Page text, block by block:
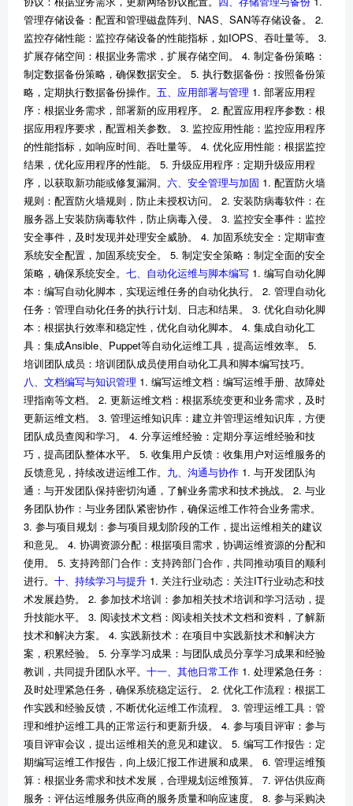
管理存储设备：配置和管理磁盘阵列、NAS、SAN等存储设备。 2.
监控存储性能：监控存储设备的性能指标，如IOPS、吞吐量等。 3.
扩展存储空间：根据业务需求，扩展存储空间。 4. 制定备份策略：
制定数据备份策略，确保数据安全。 5. 执行数据备份：按照备份策
略，定期执行数据备份操作。 五、应用部署与管理 1. 部署应用程
序：根据业务需求，部署新的应用程序。 2. 配置应用程序参数：根
据应用程序要求，配置相关参数。 3. 监控应用性能：监控应用程序
的性能指标，如响应时间、吞吐量等。 4. 优化应用性能：根据监控
结果，优化应用程序的性能。 5. 升级应用程序：定期升级应用程
序，以获取新功能或修复漏洞。 六、安全管理与加固 1. 配置防火墙
规则：配置防火墙规则，防止未授权访问。 2. 安装防病毒软件：在
服务器上安装防病毒软件，防止病毒入侵。 3. 监控安全事件：监控
安全事件，及时发现并处理安全威胁。 4. 加固系统安全：定期审查
系统安全配置，加固系统安全。 5. 制定安全策略：制定全面的安全
策略，确保系统安全。 七、自动化运维与脚本编写 1. 编写自动化脚
本：编写自动化脚本，实现运维任务的自动化执行。 2. 管理自动化
任务：管理自动化任务的执行计划、日志和结果。 3. 优化自动化脚
本：根据执行效率和稳定性，优化自动化脚本。 4. 集成自动化工
具：集成Ansible、Puppet等自动化运维工具，提高运维效率。 5.
培训团队成员：培训团队成员使用自动化工具和脚本编写技巧。
八、文档编写与知识管理 1. 编写运维文档：编写运维手册、故障处
理指南等文档。 2. 更新运维文档：根据系统变更和业务需求，及时
更新运维文档。 3. 管理运维知识库：建立并管理运维知识库，方便
团队成员查阅和学习。 4. 分享运维经验：定期分享运维经验和技
巧，提高团队整体水平。 5. 收集用户反馈：收集用户对运维服务的
反馈意见，持续改进运维工作。 九、沟通与协作 1. 与开发团队沟
通：与开发团队保持密切沟通，了解业务需求和技术挑战。 2. 与业
务团队协作：与业务团队紧密协作，确保运维工作符合业务需求。
3. 参与项目规划：参与项目规划阶段的工作，提出运维相关的建议
和意见。 4. 协调资源分配：根据项目需求，协调运维资源的分配和
使用。 5. 支持跨部门合作：支持跨部门合作，共同推动项目的顺利
进行。 十、持续学习与提升 1. 关注行业动态：关注IT行业动态和技
术发展趋势。 2. 参加技术培训：参加相关技术培训和学习活动，提
升技能水平。 3. 阅读技术文档：阅读相关技术文档和资料，了解新
技术和解决方案。 4. 实践新技术：在项目中实践新技术和解决方
案，积累经验。 5. 分享学习成果：与团队成员分享学习成果和经验
教训，共同提升团队水平。 十一、其他日常工作 1. 处理紧急任务：
及时处理紧急任务，确保系统稳定运行。 2. 优化工作流程：根据工
作实践和经验反馈，不断优化运维工作流程。 3. 管理运维工具：管
理和维护运维工具的正常运行和更新升级。 4. 参与项目评审：参与
项目评审会议，提出运维相关的意见和建议。 5. 编写工作报告：定
期编写运维工作报告，向上级汇报工作进展和成果。 6. 管理运维预
算：根据业务需求和技术发展，合理规划运维预算。 7. 评估供应商
服务：评估运维服务供应商的服务质量和响应速度。 8. 参与采购决